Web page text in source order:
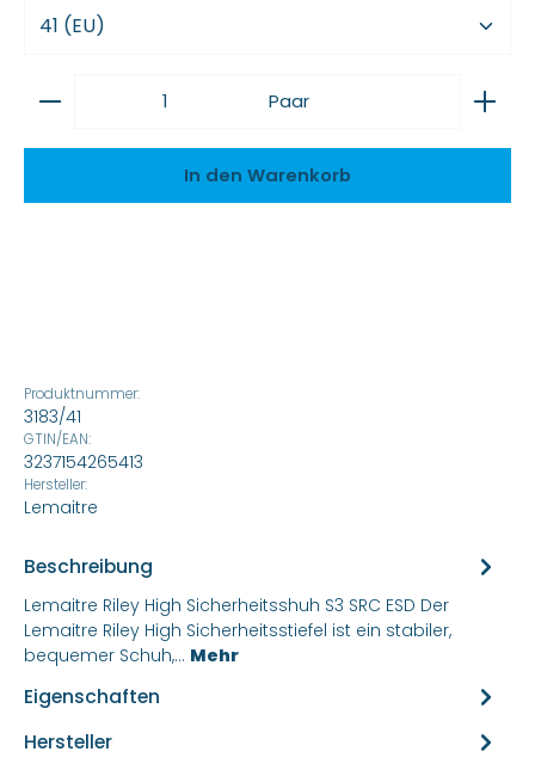
Produkt Anzahl: Gib den gewünschten Wert
Paar
In den Warenkorb
Produktnummer:
3183/41
GTIN/EAN:
3237154265413
Hersteller:
Lemaitre
Beschreibung
Lemaitre Riley High Sicherheitsshuh S3 SRC ESD Der
Lemaitre Riley High Sicherheitsstiefel ist ein stabiler,
bequemer Schuh,… Mehr
Eigenschaften
Hersteller